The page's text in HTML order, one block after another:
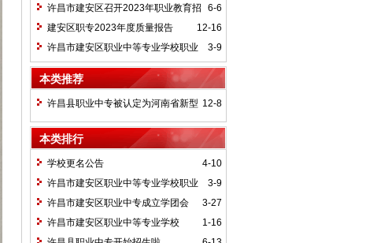
2024年年度质量报告
6-6
许昌市建安区召开2023年职业教育招
生会议
12-16
建安区职专2023年度质量报告
3-9
许昌市建安区职业中等专业学校职业
教育质量年度报告
本类推荐
12-8
许昌县职业中专被认定为河南省新型
农民培养基地
本类排行
4-10
学校更名公告
3-9
许昌市建安区职业中等专业学校职业
教育质量年度报告
3-27
许昌市建安区职业中专成立学团会
1-16
许昌市建安区职业中等专业学校